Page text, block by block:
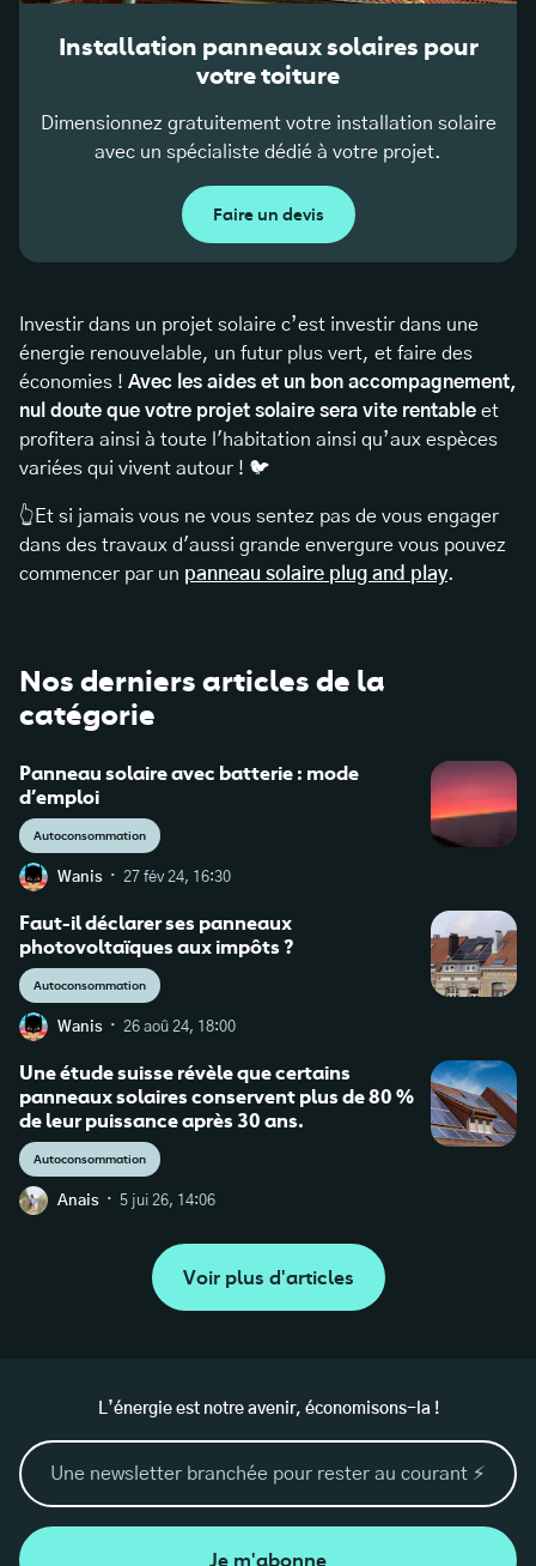
Installation panneaux solaires pour
votre toiture
Dimensionnez gratuitement votre installation solaire
avec un spécialiste dédié à votre projet.
Faire un devis
Investir dans un projet solaire c’est investir dans une
énergie renouvelable, un futur plus vert, et faire des
économies ! Avec les aides et un bon accompagnement,
nul doute que votre projet solaire sera vite rentable et
profitera ainsi à toute l'habitation ainsi qu’aux espèces
variées qui vivent autour ! 🐦
👆Et si jamais vous ne vous sentez pas de vous engager
dans des travaux d'aussi grande envergure vous pouvez
commencer par un panneau solaire plug and play.
Nos derniers articles de la
catégorie
Panneau solaire avec batterie : mode
d’emploi
Autoconsommation
Wanis · 27 fév 24, 16:30
Faut-il déclarer ses panneaux
photovoltaïques aux impôts ?
Autoconsommation
Wanis · 26 aoû 24, 18:00
Une étude suisse révèle que certains
panneaux solaires conservent plus de 80 %
de leur puissance après 30 ans.
Autoconsommation
Anais · 5 jui 26, 14:06
Voir plus d'articles
L’énergie est notre avenir, économisons-la !
Je m'abonne